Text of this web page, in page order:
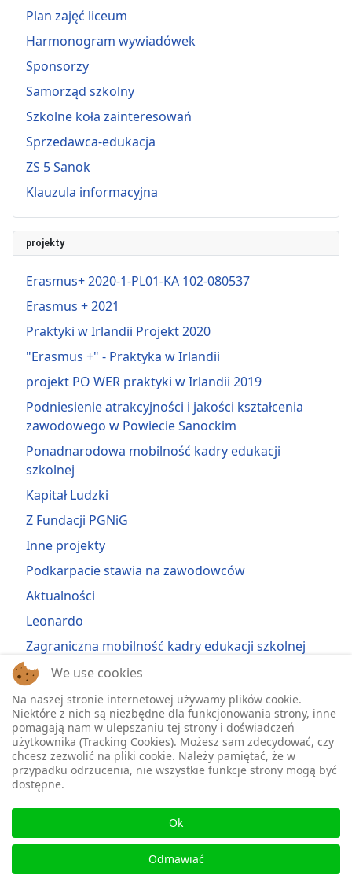
Plan zajęć liceum
Harmonogram wywiadówek
Sponsorzy
Samorząd szkolny
Szkolne koła zainteresowań
Sprzedawca-edukacja
ZS 5 Sanok
Klauzula informacyjna
projekty
Erasmus+ 2020-1-PL01-KA 102-080537
Erasmus + 2021
Praktyki w Irlandii Projekt 2020
"Erasmus +" - Praktyka w Irlandii
projekt PO WER praktyki w Irlandii 2019
Podniesienie atrakcyjności i jakości kształcenia
zawodowego w Powiecie Sanockim
Ponadnarodowa mobilność kadry edukacji
szkolnej
Kapitał Ludzki
Z Fundacji PGNiG
Inne projekty
Podkarpacie stawia na zawodowców
Aktualności
Leonardo
Zagraniczna mobilność kadry edukacji szkolnej
Erasmus+ 2022-1-PL01-KA121-VET-000064815
Erasmus + 2022-1-PL01-KA121-SCH-000064635
Erasmus + 2023-1-PL01-KA121-SCH-000135484
Erasmus + 2023-1-PL01-KA121-VET-000139220
ERASMUS+ 2024-1-PL01-KA121-VET-000224230
Erasmus+ 2024-1-PL01-KA121-SCH-000218148
Erasmus+ 2025-1-PL01-KA121-SCH-000333157
2025-1-PL01-KA121-VET-000326447
We use cookies
Na naszej stronie internetowej używamy plików cookie.
Niektóre z nich są niezbędne dla funkcjonowania strony, inne
pomagają nam w ulepszaniu tej strony i doświadczeń
użytkownika (Tracking Cookies). Możesz sam zdecydować, czy
chcesz zezwolić na pliki cookie. Należy pamiętać, że w
przypadku odrzucenia, nie wszystkie funkcje strony mogą być
dostępne.
Ok
Odmawiać